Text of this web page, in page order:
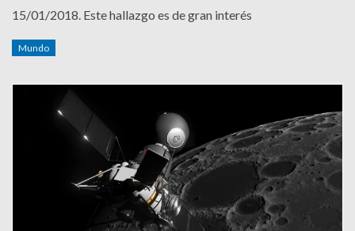
15/01/2018. Este hallazgo es de gran interés
Mundo